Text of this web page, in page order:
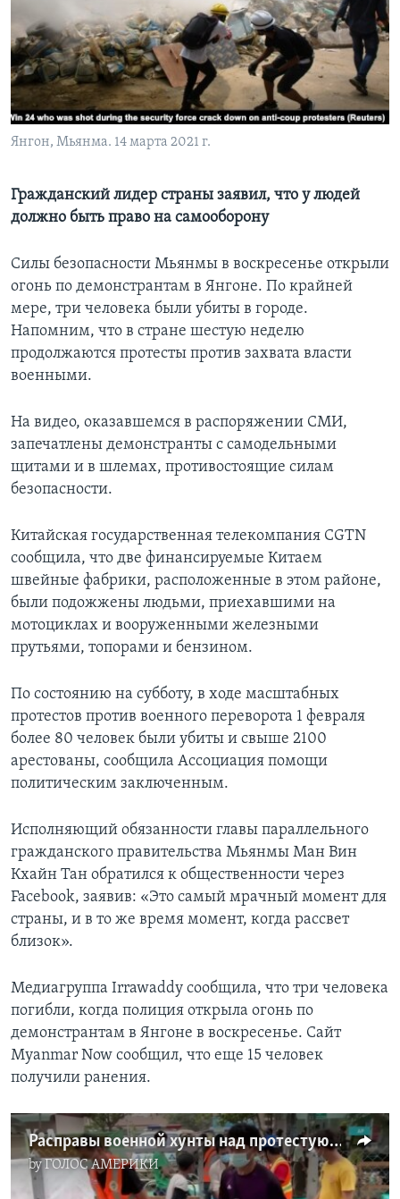
Learning English
СОЦИАЛЬНЫЕ СЕТИ
Янгон, Мьянма. 14 марта 2021 г.
Гражданский лидер страны заявил, что у людей
должно быть право на самооборону
Силы безопасности Мьянмы в воскресенье открыли
огонь по демонстрантам в Янгоне. По крайней
мере, три человека были убиты в городе.
Напомним, что в стране шестую неделю
продолжаются протесты против захвата власти
военными.
На видео, оказавшемся в распоряжении СМИ,
запечатлены демонстранты с самодельными
щитами и в шлемах, противостоящие силам
безопасности.
Китайская государственная телекомпания CGTN
сообщила, что две финансируемые Китаем
швейные фабрики, расположенные в этом районе,
были подожжены людьми, приехавшими на
мотоциклах и вооруженными железными
прутьями, топорами и бензином.
По состоянию на субботу, в ходе масштабных
протестов против военного переворота 1 февраля
более 80 человек были убиты и свыше 2100
арестованы, сообщила Ассоциация помощи
политическим заключенным.
Исполняющий обязанности главы параллельного
гражданского правительства Мьянмы Ман Вин
Кхайн Тан обратился к общественности через
Facebook, заявив: «Это самый мрачный момент для
страны, и в то же время момент, когда рассвет
близок».
Медиагруппа Irrawaddy сообщила, что три человека
погибли, когда полиция открыла огонь по
демонстрантам в Янгоне в воскресенье. Сайт
Myanmar Now сообщил, что еще 15 человек
получили ранения.
Расправы военной хунты над протестующими в Мьянме
byГОЛОС АМЕРИКИ